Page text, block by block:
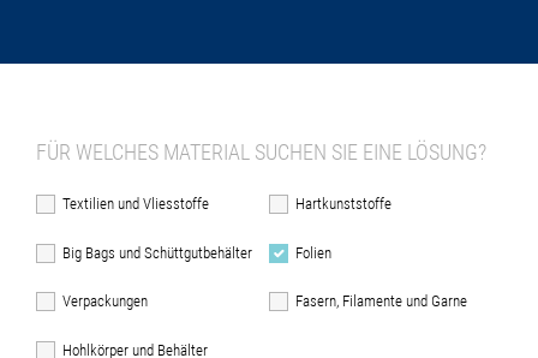
FÜR WELCHES MATERIAL SUCHEN SIE EINE LÖSUNG?
Textilien und Vliesstoffe Hartkunststoffe
Big Bags und Schüttgutbehälter Folien
Verpackungen Fasern, Filamente und Garne
Hohlkörper und Behälter